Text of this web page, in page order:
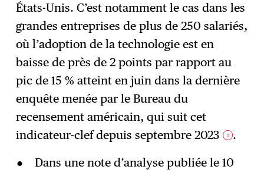
États-Unis. C’est notamment le cas dans les
grandes entreprises de plus de 250 salariés,
où l’adoption de la technologie est en
baisse de près de 2 points par rapport au
pic de 15 % atteint en juin dans la dernière
enquête menée par le Bureau du
recensement américain, qui suit cet
indicateur-clef depuis septembre 2023 2 .
Dans une note d’analyse publiée le 10